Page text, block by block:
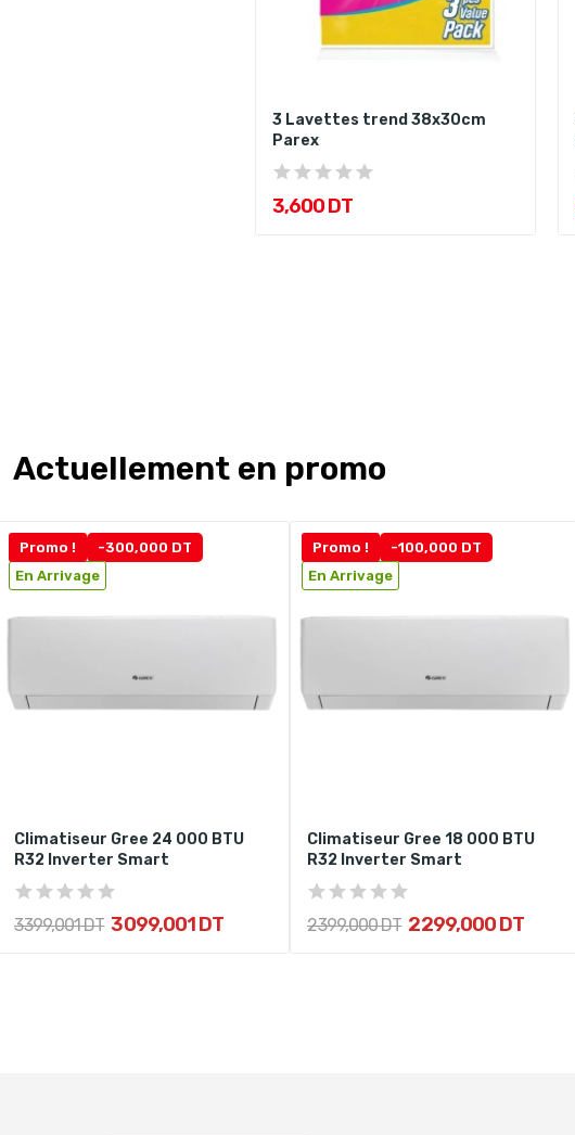
3 Lavettes trend 38x30cm
Parex
3,600 DT
Actuellement en promo
Promo !
-300,000 DT
En Arrivage
Climatiseur Gree 24 000 BTU
R32 Inverter Smart
3 399,001 DT 3 099,001 DT
Promo !
-100,000 DT
En Arrivage
Climatiseur Gree 18 000 BTU
R32 Inverter Smart
2 399,000 DT 2 299,000 DT